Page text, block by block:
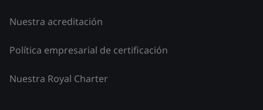
Nuestra acreditación
Política empresarial de certificación
Nuestra Royal Charter